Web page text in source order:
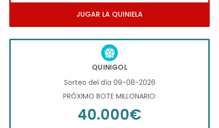
JUGAR LA QUINIELA
QUINIGOL
Sorteo del día 09-08-2026
PRÓXIMO BOTE MILLONARIO:
40.000€